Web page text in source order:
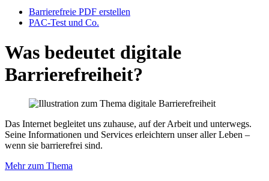
Barrierefreie PDF erstellen
PAC-Test und Co.
Was bedeutet digitale
Barrierefreiheit?
Das Internet begleitet uns zuhause, auf der Arbeit und unterwegs.
Seine Informationen und Services erleichtern unser aller Leben –
wenn sie barrierefrei sind.
Mehr zum Thema